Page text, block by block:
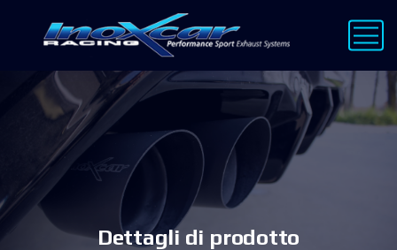
Dettagli di prodotto